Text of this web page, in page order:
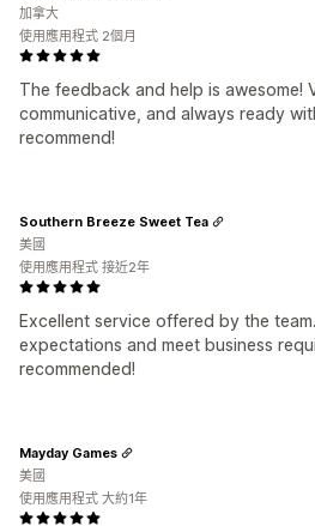
The feedback and help is awesome!
communicative, and always ready
recommend!
加拿大
使用應用程式 2個月
Excellent service offered by the
expectations and meet business
recommended!
Southern Breeze Sweet Tea
美國
使用應用程式 接近2年
Mayday Games
美國
使用應用程式 大約1年